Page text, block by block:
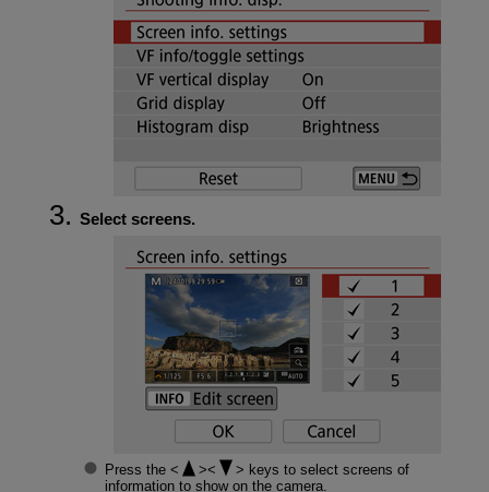
Select screens.
Press the
keys to select screens of
information to show on the camera.